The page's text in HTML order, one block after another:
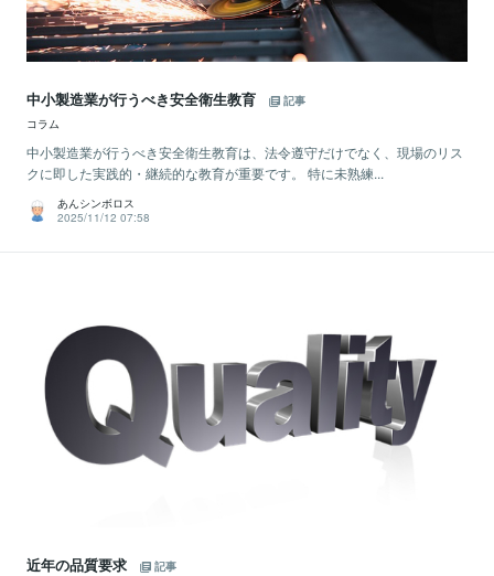
中小製造業が行うべき安全衛生教育
記事
コラム
中小製造業が行うべき安全衛生教育は、法令遵守だけでなく、現場のリス
クに即した実践的・継続的な教育が重要です。 特に未熟練...
あんシンボロス
2025/11/12 07:58
近年の品質要求
記事